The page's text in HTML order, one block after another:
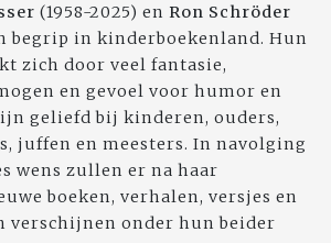
(1958-2025) en Ron Schröder
begrip in kinderboekenland. Hun
zich door veel fantasie,
en gevoel voor humor en
geliefd bij kinderen, ouders,
juffen en meesters. In navolging
wens zullen er na haar
boeken, verhalen, versjes en
verschijnen onder hun beider